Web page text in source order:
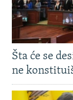
Šta će se
ne